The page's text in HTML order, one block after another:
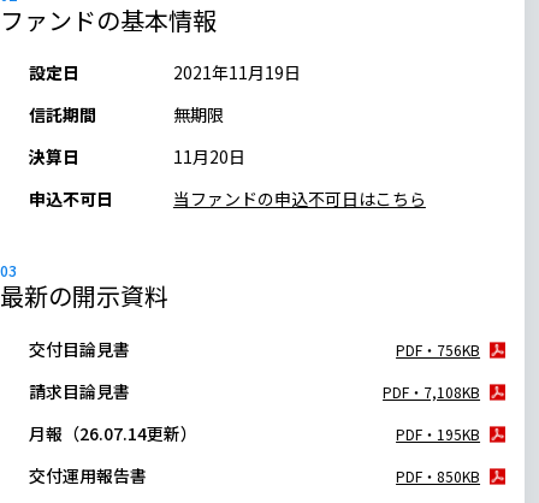
ファンドの基本情報
設定日
2021年11月19日
信託期間
無期限
決算日
11月20日
申込不可日
当ファンドの申込不可日はこちら
最新の開示資料
交付目論見書 PDF・756KB
請求目論見書 PDF・7,108KB
月報（26.07.14更新） PDF・195KB
交付運用報告書 PDF・850KB